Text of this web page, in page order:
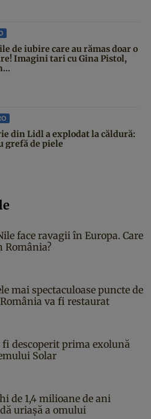
de iubire care au rămas doar o
Imagini tari cu Gina Pistol,
din Lidl a explodat la căldură:
grefă de piele
face ravagii în Europa. Care
România?
mai spectaculoase puncte de
va fi restaurat
descoperit prima exolună
Solar
de 1,4 milioane de ani
uriașă a omului